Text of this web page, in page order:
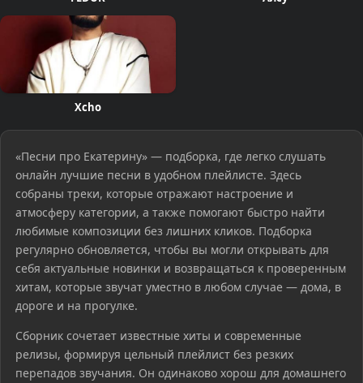
Xcho
«Песни про Екатерину» — подборка, где легко слушать
онлайн лучшие песни в удобном плейлисте. Здесь
собраны треки, которые отражают настроение и
атмосферу категории, а также помогают быстро найти
любимые композиции без лишних кликов. Подборка
регулярно обновляется, чтобы вы могли открывать для
себя актуальные новинки и возвращаться к проверенным
хитам, которые звучат уместно в любом случае — дома, в
дороге и на прогулке.
Сборник сочетает известные хиты и современные
релизы, формируя цельный плейлист без резких
перепадов звучания. Он одинаково хорош для домашнего